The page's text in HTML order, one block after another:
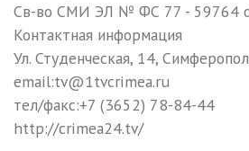
Св-во СМИ ЭЛ № ФС 77 - 59764
Контактная информация
Ул. Студенческая, 14,
email:tv@1tvcrimea.ru
тел/факс:+7 (3652) 78-84-44
http://crimea24.tv/